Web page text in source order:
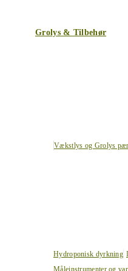
Grolys & Tilbehør
Vækstlys og Grolys
Hydroponisk dyrkning
Måleinstrumenter og